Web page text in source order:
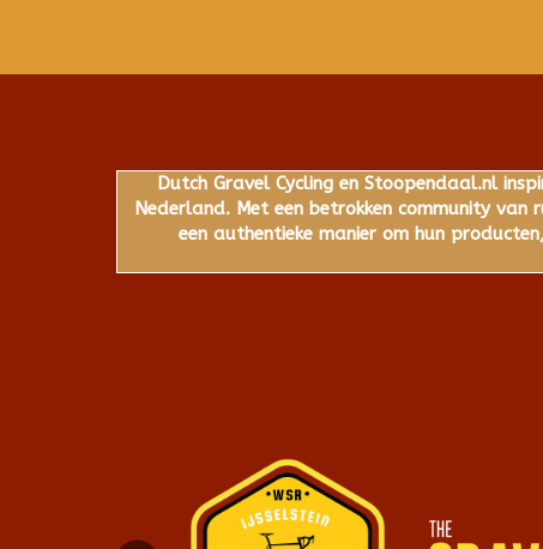
Dutch Gravel Cycling en Stoopendaal.nl
Nederland. Met een betrokken community
een authentieke manier om hun